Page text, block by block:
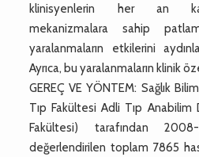
klinisyenlerin her an
mekanizmalara sahip
yaralanmaların etkilerini
Ayrıca, bu yaralanmaların klinik
GEREÇ VE YÖNTEM: Sağlık
Tıp Fakültesi Adli Tıp Anabilim
Fakültesi) tarafından 2008-
değerlendirilen toplam 7865